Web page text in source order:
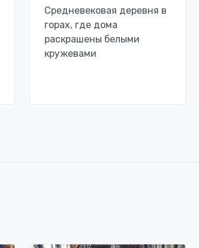
Средневековая деревня в
горах, где дома
раскрашены белыми
кружевами